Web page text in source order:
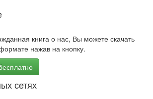
книга о нас, Вы можете скачать
нажав на кнопку.
сетях